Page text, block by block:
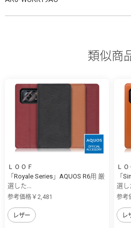
類似商
ＬＯＯＦ
「Royale Series」AQUOS R6用 厳
選した...
参考価格￥2,481
レザー
ＬＯ
「
選し
参考
レ